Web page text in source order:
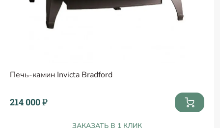
Печь-камин Invicta Bradford
214 000 ₽
ЗАКАЗАТЬ В 1 КЛИК